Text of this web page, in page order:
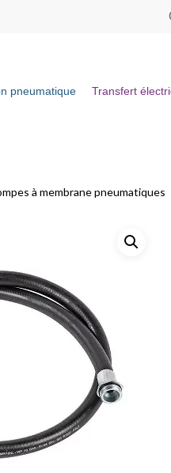
pneumatique Transfert
à membrane pneumatiques